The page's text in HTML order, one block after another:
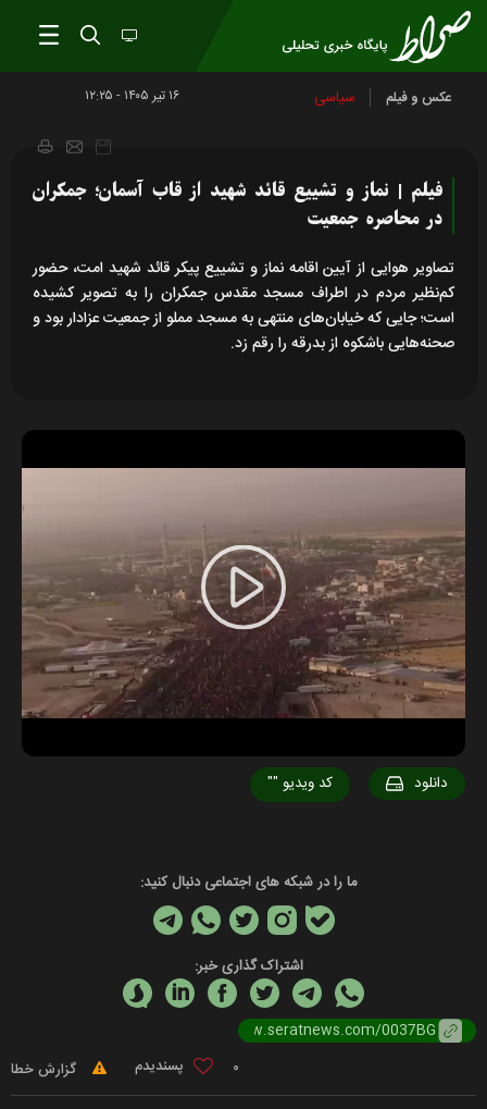
عکس و فیلم سیاسی ۱۶ تير ۱۴۰۵ - ۱۲:۲۵
فیلم | نماز و تشییع قائد شهید از قاب آسمان؛ جمکران
در محاصره جمعیت
تصاویر هوایی از آیین اقامه نماز و تشییع پیکر قائد شهید امت، حضور
کم‌نظیر مردم در اطراف مسجد مقدس جمکران را به تصویر کشیده
است؛ جایی که خیابان‌های منتهی به مسجد مملو از جمعیت عزادار بود و
صحنه‌هایی باشکوه از بدرقه را رقم زد.
Play
Video
"" کد ویدیو دانلود
ما را در شبکه های اجتماعی دنبال کنید:
اشتراک گذاری خبر:
0 گزارش خطا